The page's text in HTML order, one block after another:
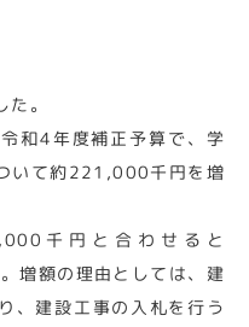
。
和4年度補正予算で、学
いて約221,000千円を増
千円と合わせると
増額の理由としては、建
、建設工事の入札を行う